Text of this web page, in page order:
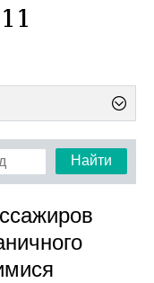
Найти